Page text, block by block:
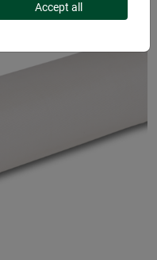
Accept all